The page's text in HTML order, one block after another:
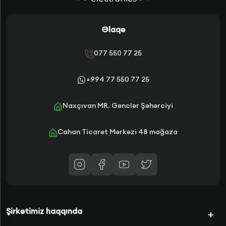
Şirkətimiz haqqında
Əlaqə
077 550 77 25
+994 77 550 77 25
Naxçıvan MR. Gənclər Şəhərciyi
Cahan Ticarət Mərkəzi 48 mağaza